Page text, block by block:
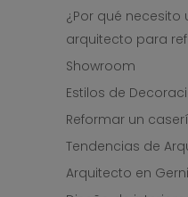
¿Por qué
arquitecto para
Showroom
Estilos de
Reformar un
Tendencias de
Arquitecto en